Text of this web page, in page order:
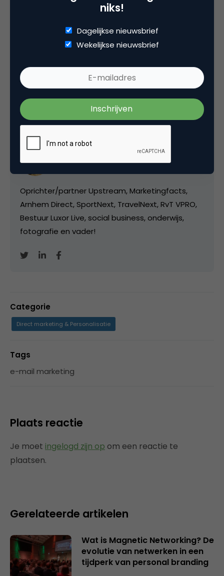
http://www.adfodirect.nl/
Deel dit artikel
Kopieer link
Partner bijUpstream
Oprichter/partner Upstream, Marketingfacts,
Arnhem Direct, SportNext, TravelNext, RvT VPRO,
Bestuur Luxor Live, social business, onderwijs,
fotografie en vader!
Categorie
Direct marketing & Personalisatie
Tags
e-mail marketing
Plaats reactie
Je moet ingelogd zijn op om een reactie te
plaatsen.
Gerelateerde artikelen
Wat is Magnetic Networking? De
evolutie van netwerken in een
tijdperk van personal branding
niks!
Dagelijkse nieuwsbrief
Wekelijkse nieuwsbrief